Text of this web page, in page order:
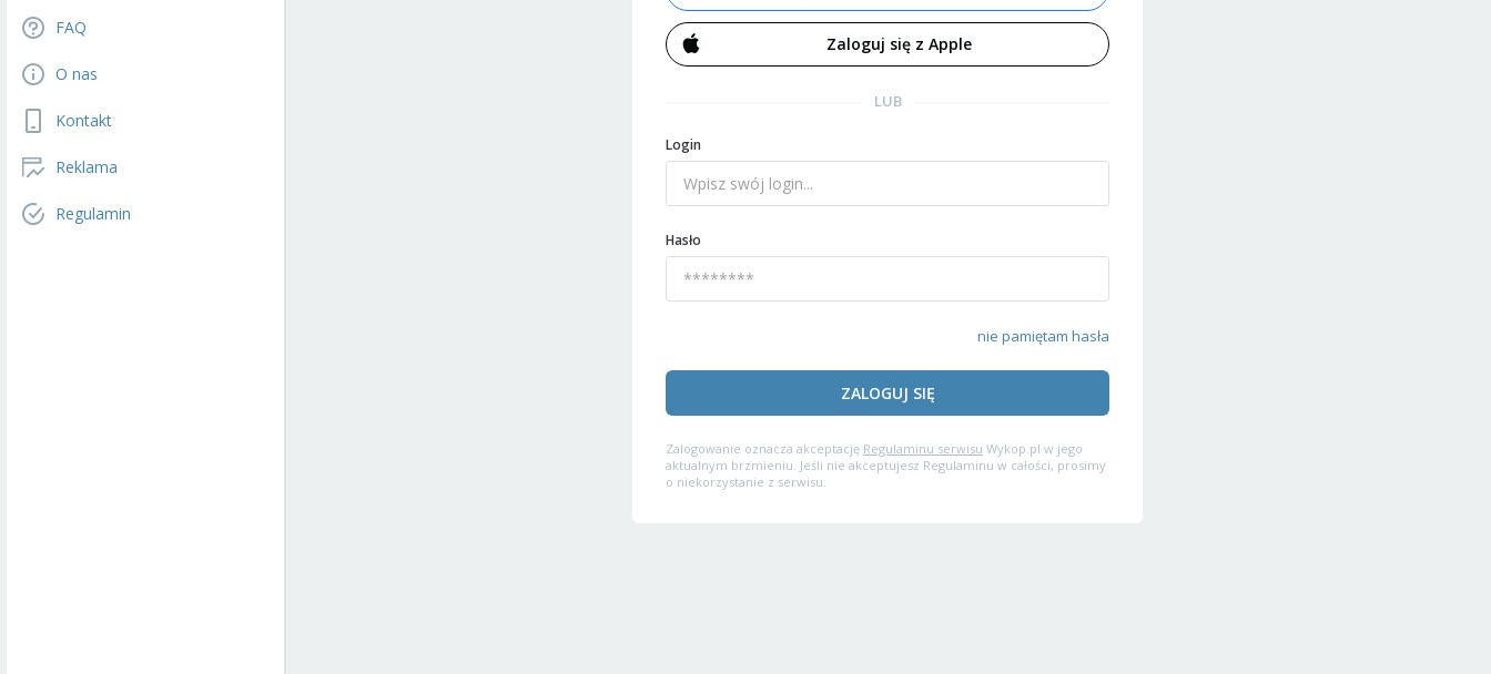
FAQ
O nas
Kontakt
Reklama
Regulamin
Zaloguj się z Apple
LUB
Login
Hasło
nie pamiętam hasła
ZALOGUJ SIĘ
Zalogowanie oznacza akceptację Regulaminu serwisu Wykop.pl w jego
aktualnym brzmieniu. Jeśli nie akceptujesz Regulaminu w całości, prosimy
o niekorzystanie z serwisu.